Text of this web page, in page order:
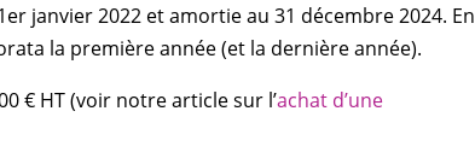
janvier 2022 et amortie au 31 décembre 2024. En
la première année (et la dernière année).
€ HT (voir notre article sur l’achat d’une